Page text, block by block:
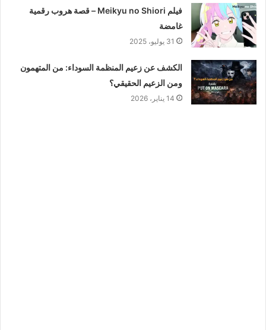
فيلم Meikyu no Shiori – قصة هروب رقمية
غامضة
31 يوليو، 2025
الكشف عن زعيم المنظمة السوداء: من المتهمون
ومن الزعيم الحقيقي؟
14 يناير، 2026